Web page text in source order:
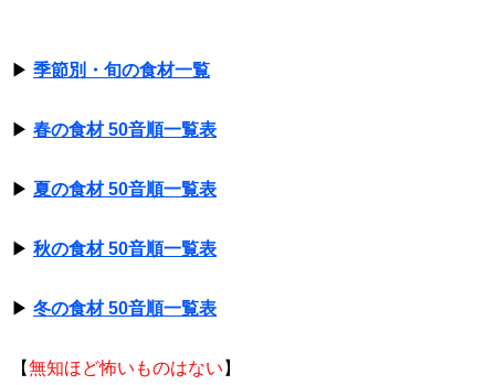
▶ 季節別・旬の食材一覧
▶ 春の食材 50音順一覧表
▶ 夏の食材 50音順一覧表
▶ 秋の食材 50音順一覧表
▶ 冬の食材 50音順一覧表
【無知ほど怖いものはない 】